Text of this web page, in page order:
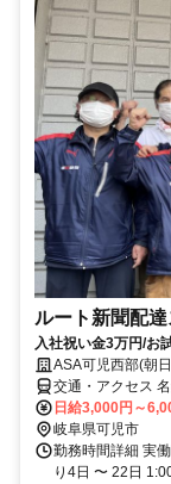
ルート新聞配
入社祝い金3万円/お
ASA可児西部(朝
交通・アクセス
日給3,000円～
岐阜県可児市
勤務時間詳細 実
り4日 〜 22日